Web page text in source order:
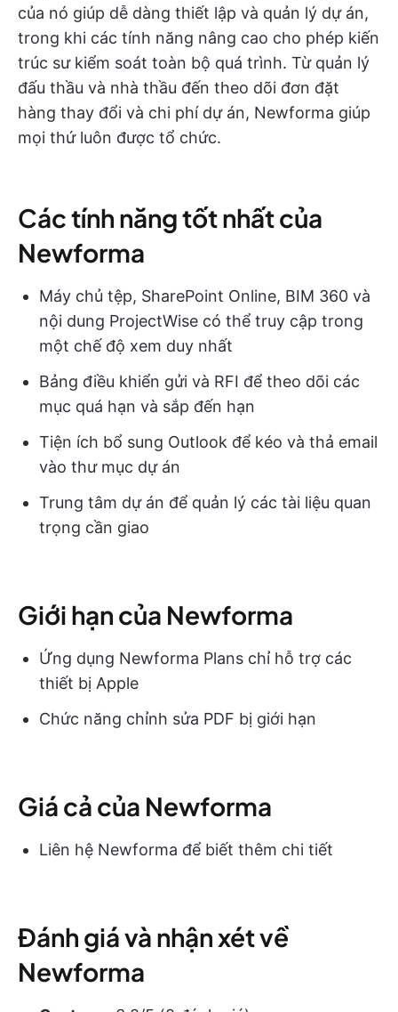
của nó giúp dễ dàng thiết lập và quản lý dự án,
trong khi các tính năng nâng cao cho phép kiến
trúc sư kiểm soát toàn bộ quá trình. Từ quản lý
đấu thầu và nhà thầu đến theo dõi đơn đặt
hàng thay đổi và chi phí dự án, Newforma giúp
mọi thứ luôn được tổ chức.
Các tính năng tốt nhất của
Newforma
Máy chủ tệp, SharePoint Online, BIM 360 và
nội dung ProjectWise có thể truy cập trong
một chế độ xem duy nhất
Bảng điều khiển gửi và RFI để theo dõi các
mục quá hạn và sắp đến hạn
Tiện ích bổ sung Outlook để kéo và thả email
vào thư mục dự án
Trung tâm dự án để quản lý các tài liệu quan
trọng cần giao
Giới hạn của Newforma
Ứng dụng Newforma Plans chỉ hỗ trợ các
thiết bị Apple
Chức năng chỉnh sửa PDF bị giới hạn
Giá cả của Newforma
Liên hệ Newforma để biết thêm chi tiết
Đánh giá và nhận xét về
Newforma